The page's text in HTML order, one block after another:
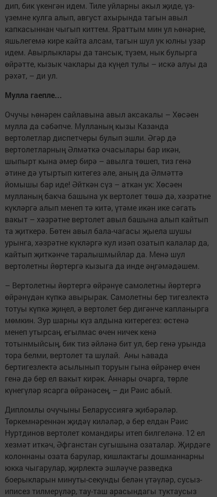
дип, бик үкенгән идем. Тиле уйларны акыл җиде, үз-
үземне кулга алып, август ахырында тагын авыл
капкасыннан чыгып киттем. Яраттым мин ул һөнәрне,
яшьлегемә кире кайта алсам, тагын шул ук юлны узар
идем. Авырлыклары да тансык, түзем, нык булырга
өйрәтте, кызык чаклары да күңел тулы – искә алуы да
рәхәт, – ди ул.
Мулла гаепле...
Очучы һөнәрен сайлавына авыл аксакалы – Хөсәен
мулла да сәбәпче. Мулланың кызы Казанда
вертолетлар диспетчеры булып эшли. Әгәр дә
вертолетларның Әлмәткә очасылары бар икән,
шыпырт кына әмер бирә – авылга төшеп, тиз генә
әтине дә утыртып китегез әле, аның да Әлмәттә
йомышы бар иде! Әйткән сүз – аткан ук: Хөсәен
мулланың бакча башына ук вертолет төшә дә, хәзрәтне
күкләргә алып менеп тә китә, үтәме икән ике сәгать
вакыт – хәзрәтне вертолет авыл башына алып кайтып
та җиткерә. Бөтен авыл бала-чагасы җыела шушы
урынга, хәзрәтне күкләргә кул изәп озатып калалар да,
кайтып җиткәнче таралышмыйлар да. Менә шул
вертолетны йөртергә кызыга да инде әңгәмәдәшем.
– Вертолетны йөртергә өйрәнүе самолетны йөртергә
өйрәнүдән күпкә авырырак. Самолетны бер тигезлектә
тотуы күпкә җиңел, ә вертолет бер дигәнче капланырга
мөмкин. Зур шарны күз алдына китерегез: өстенә
менеп утырсаң, егылмас өчен ничек кенә
тотынмыйсың, бик тиз әйләнә бит ул, бер генә урында
тора белми, вертолет та шулай. Аны һавада
бертигезлектә асылынып торуын гына өйрәнер өчен
генә дә бер ел вакыт кирәк. Аннары очарга, төрле
күнегүләр ясарга өйрәнәсең, – ди Рәис абый.
Дипломлы очучыны Беларуссиягә җибәрәләр.
Төркемнәреннән җидәү киләләр, ә бер елдан Рәис
Нуртдинов вертолет командиры итеп билгеләнә. 12 ел
хезмәт иткәч, Әфганстан сугышына озаталар. Җирдәге
колоннаны озата барулар, кишлактагы дошманнарны
юкка чыгарулар, җирлектә эшләүче разведка
боерыкларын минуты-секунды белән үтәүләр, сусыз-
иписез тилмерүләр, тау-таш арасындагы туктаусыз